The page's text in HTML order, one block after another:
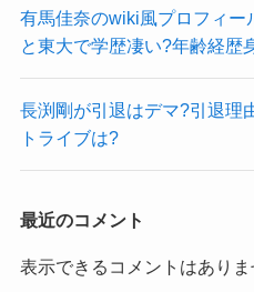
有馬佳奈のwiki風プロフィー
と東大で学歴凄い?年齢経歴
長渕剛が引退はデマ?引退理
トライブは?
最近のコメント
表示できるコメントはありま